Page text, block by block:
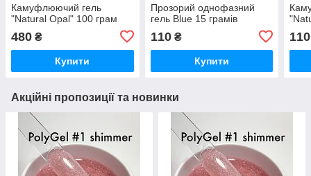
Камуфлюючий гель
"Natural Opal" 100 грам
480 ₴
Купити
Прозорий однофазний
гель Blue 15 грамів
110₴
Купити
110
Акційні пропозиції та новинки